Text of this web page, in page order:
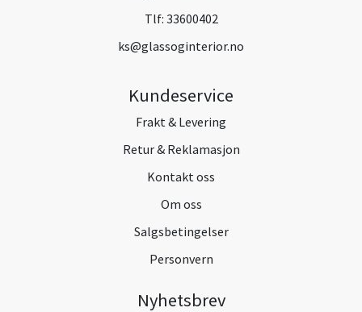
Tlf: 33600402
ks@glassoginterior.no
Kundeservice
Frakt & Levering
Retur & Reklamasjon
Kontakt oss
Om oss
Salgsbetingelser
Personvern
Nyhetsbrev